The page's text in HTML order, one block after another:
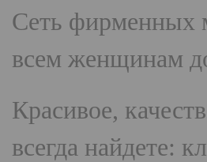
Сеть фирменных
всем женщинам
Красивое,
всегда найдете: